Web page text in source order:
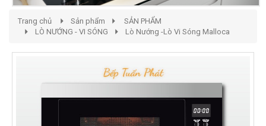
Trang chủ Sản phẩm
SẢN PHẨM
LÒ NƯỚNG - VI SÓNG
Lò Nướng -Lò Vi Sóng Malloca